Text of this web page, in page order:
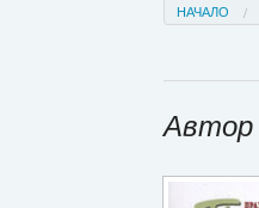
НАЧАЛО
Автор